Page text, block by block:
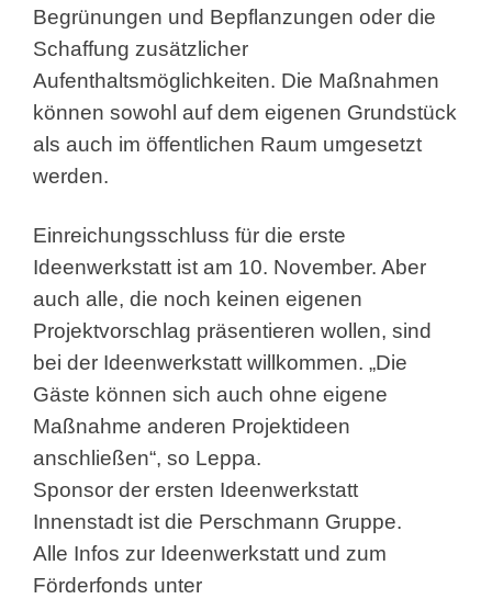
Begrünungen und Bepflanzungen oder die
Schaffung zusätzlicher
Aufenthaltsmöglichkeiten. Die Maßnahmen
können sowohl auf dem eigenen Grundstück
als auch im öffentlichen Raum umgesetzt
werden.
Einreichungsschluss für die erste
Ideenwerkstatt ist am 10. November. Aber
auch alle, die noch keinen eigenen
Projektvorschlag präsentieren wollen, sind
bei der Ideenwerkstatt willkommen. „Die
Gäste können sich auch ohne eigene
Maßnahme anderen Projektideen
anschließen“, so Leppa.
Sponsor der ersten Ideenwerkstatt
Innenstadt ist die Perschmann Gruppe.
Alle Infos zur Ideenwerkstatt und zum
Förderfonds unter